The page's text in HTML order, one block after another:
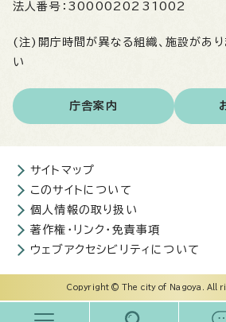
法人番号： 3000020231002
(注)開庁時間が異なる組織、施設があ
い
庁舎案内
サイトマップ
このサイトについて
個人情報の取り扱い
著作権・リンク・免責事項
ウェブアクセシビリティについて
Copyright © The city of Nagoya. All